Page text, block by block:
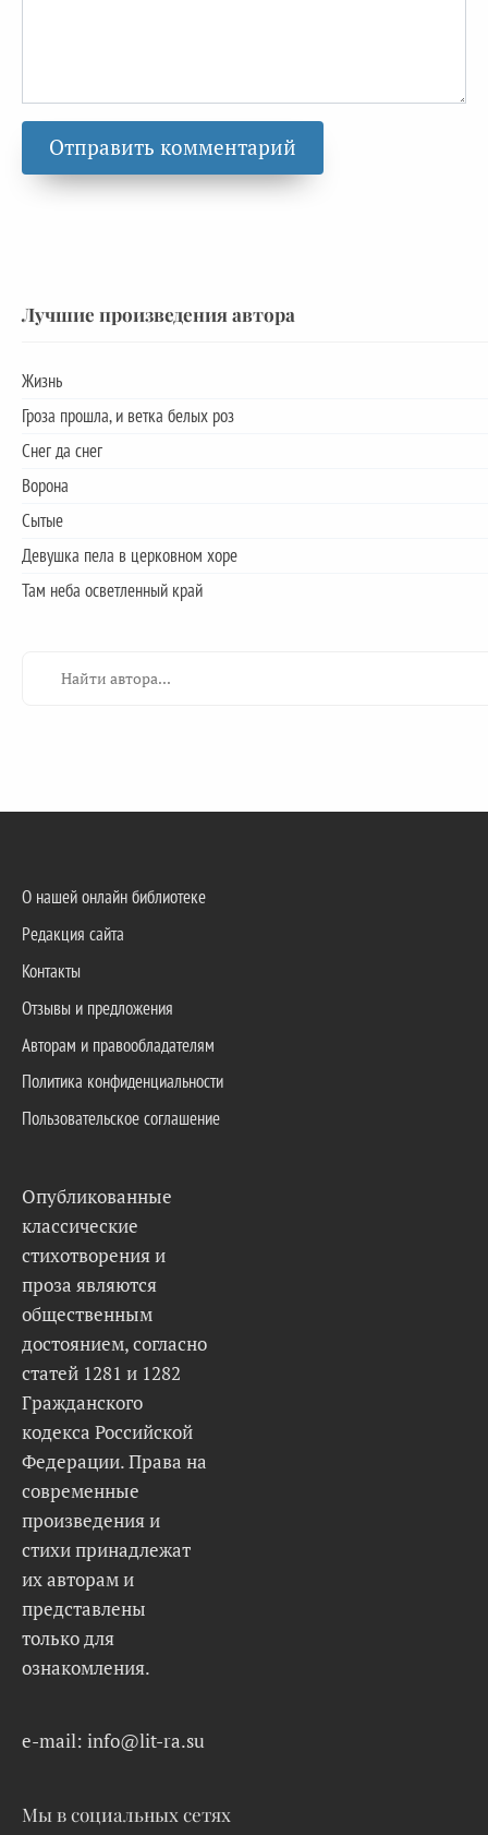
Лучшие произведения автора
Жизнь
Гроза прошла, и ветка белых роз
Снег да снег
Ворона
Сытые
Девушка пела в церковном хоре
Там неба осветленный край
О нашей онлайн библиотеке
Редакция сайта
Контакты
Отзывы и предложения
Авторам и правообладателям
Политика конфиденциальности
Пользовательское соглашение
Опубликованные
классические
стихотворения и
проза являются
общественным
достоянием, согласно
статей 1281 и 1282
Гражданского
кодекса Российской
Федерации. Права на
современные
произведения и
стихи принадлежат
их авторам и
представлены
только для
ознакомления.
e-mail: info@lit-ra.su
Мы в социальных сетях